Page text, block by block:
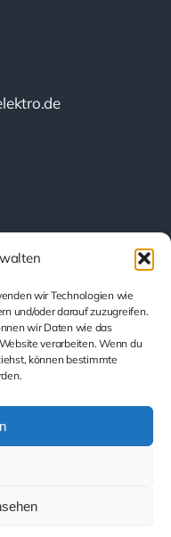
wir Technologien wie
und/oder darauf zuzugreifen.
wir Daten wie das
verarbeiten. Wenn du
können bestimmte